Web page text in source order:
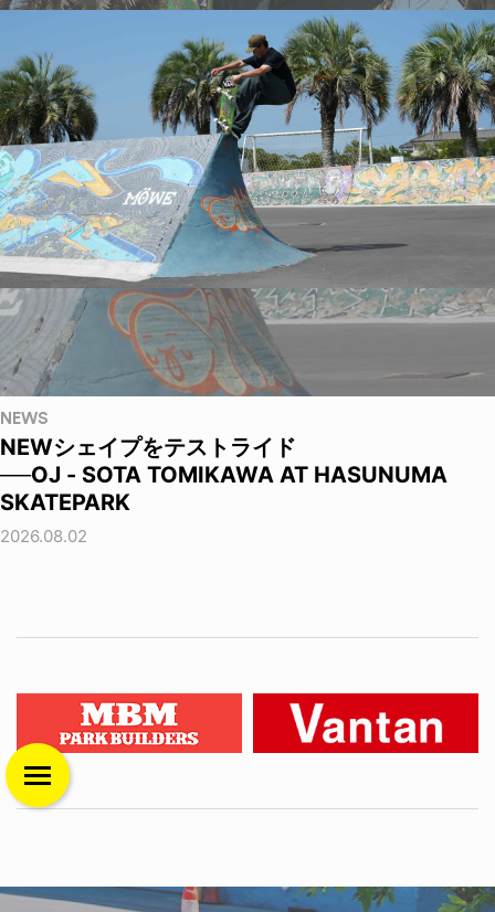
NEWS
NEWシェイプをテストライド
──OJ - SOTA TOMIKAWA AT HASUNUMA
SKATEPARK
2026.08.02